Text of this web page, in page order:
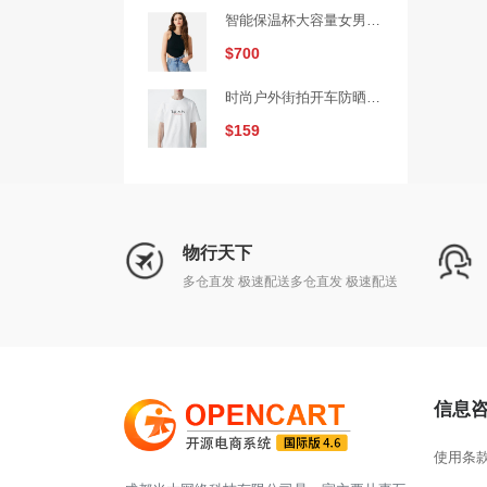
智能保温杯大容量女男士高档泡茶便携316L不锈钢水杯子（砍价活动3）
$700
$159
物行天下
多仓直发 极速配送多仓直发 极速配送
信息
使用条